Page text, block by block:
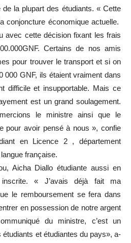
la plupart des étudiants. « Cette
conjoncture économique actuelle.
avec cette décision fixant les frais
Certains de nos amis
pour trouver le transport et si on
000 GNF, ils étaient vraiment dans
difficile et insupportable. Mais ce
est un grand soulagement.
le ministre ainsi que le
pour avoir pensé à nous », confie
en Licence 2 , département
française.
Aicha Diallo étudiante aussi en
« J’avais déjà fait ma
le remboursement se fera dans
en possession de notre argent
du ministre, c’est un
et étudiantes du pays», a-